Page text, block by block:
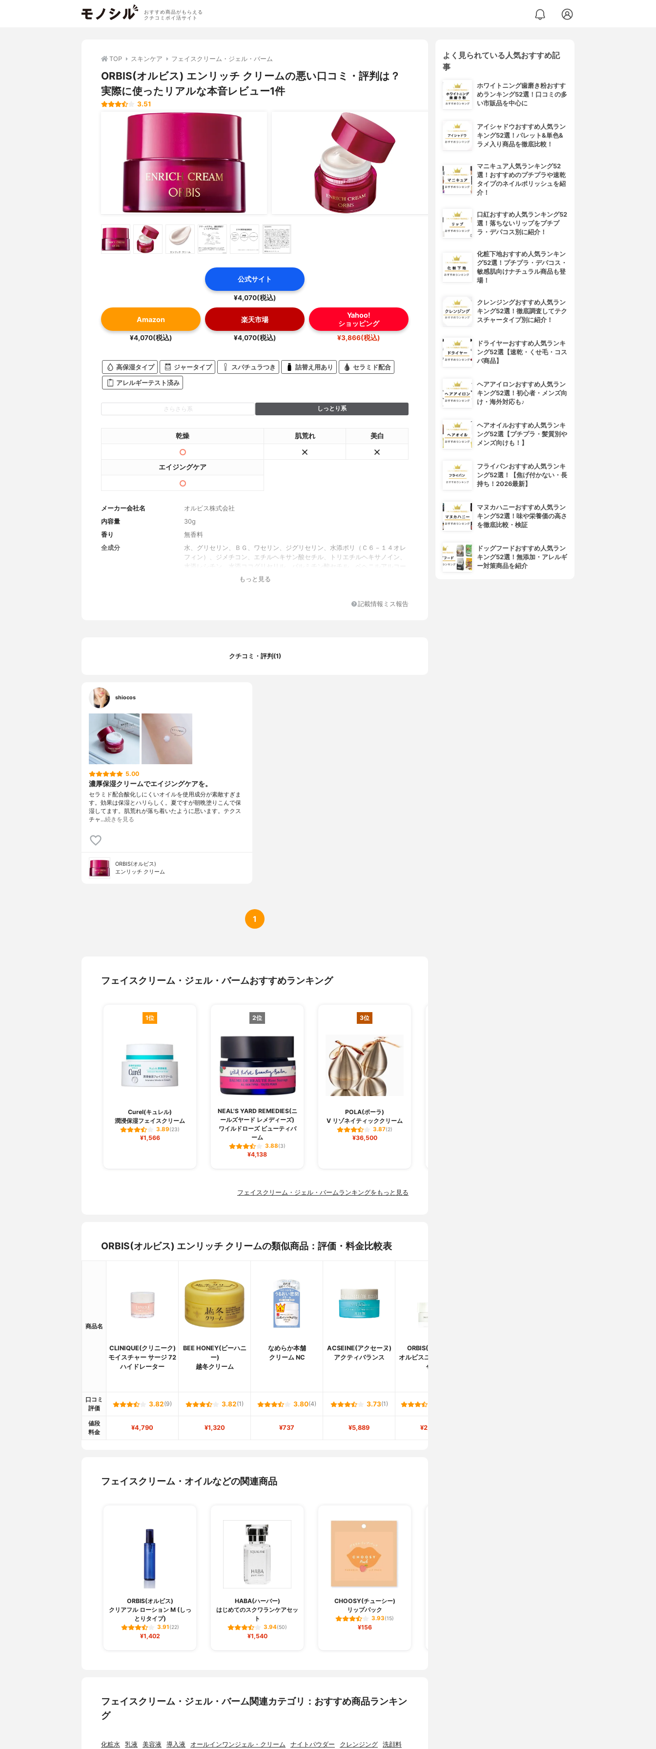
おすすめ商品がもらえる
クチコミポイ活サイト
TOP スキンケア フェイスクリーム・ジェル・バーム
ORBIS(オルビス) エンリッチ クリームの悪い口コミ・評判は？
実際に使ったリアルな本音レビュー1件
3.51
公式サイト
¥4,070(税込)
Amazon
¥4,070(税込)
楽天市場
¥4,070(税込)
Yahoo!
ショッピング
¥3,866(税込)
高保湿タイプ ジャータイプ スパチュラつき 詰替え用あり セラミド配合
アレルギーテスト済み
さらさら系 しっとり系
乾燥 肌荒れ 美白
エイジングケア
メーカー会社名
オルビス株式会社
内容量
30g
香り
無香料
全成分
水、グリセリン、ＢＧ、ワセリン、ジグリセリン、水添ポリ（Ｃ６－１４オレ
フィン）、ジメチコン、エチルヘキサン酸セチル、トリエチルヘキサノイン、
水添レシチン、水添ココグリセリル、パルミチン酸セチル、ベヘニルアルコー
ル、セラミド２、セラミド３、ダイズステロール、ローヤルゼリーエキス、加
５０、リンゴ酸ジイソステアリル、シクロヘキサン－１，４－ジカルボン酸ビ
もっと見る
記載情報ミス報告
クチコミ・評判(1)
shiocos
5.00
濃厚保湿クリームでエイジングケアを。
セラミド配合酸化しにくいオイルを使用成分が素敵すぎま
す。効果は保湿とハリらしく。夏ですが朝晩塗りこんで保
湿してます。肌荒れが落ち着いたように思います。テクス
チャ…続きを見る
ORBIS(オルビス)
エンリッチ クリーム
1
フェイスクリーム・ジェル・バームおすすめランキング
1位
Curel(キュレル)
潤浸保湿フェイスクリーム
3.89(23)
¥1,566
2位
NEAL'S YARD REMEDIES(ニ
ールズヤード レメディーズ)
ワイルドローズ ビューティバ
ーム
3.88(3)
¥4,138
3位
POLA(ポーラ)
V リゾネイティッククリーム
3.87(2)
¥36,500
フェイスクリーム・ジェル・バームランキングをもっと見る
ORBIS(オルビス) エンリッチ クリームの類似商品：評価・料金比較表
商品名
CLINIQUE(クリニーク)
モイスチャー サージ 72
ハイドレーター
BEE HONEY(ビーハニ
ー)
越冬クリーム
なめらか本舗
クリーム NC
ACSEINE(アクセーヌ)
アクティバランス
ORBIS(オルビス)
オルビスユー モイスチ
ャー
口コミ
評価
3.82(9) 3.82(1) 3.80(4) 3.73(1)
値段
料金
¥4,790 ¥1,320 ¥737 ¥5,889 ¥2,500
フェイスクリーム・オイルなどの関連商品
ORBIS(オルビス)
クリアフル ローション M (しっ
とりタイプ)
3.91(22)
¥1,402
HABA(ハーバー)
はじめてのスクワランケアセッ
ト
3.94(50)
¥1,540
CHOOSY(チューシー)
リップパック
3.93(15)
¥156
フェイスクリーム・ジェル・バーム関連カテゴリ：おすすめ商品ランキン
グ
化粧水 乳液 美容液 導入液 オールインワンジェル・クリーム ナイトパウダー クレンジング 洗顔料
よく見られている人気おすすめ記
事
ホワイトニング歯磨き粉おすす
めランキング52選！口コミの多
い市販品を中心に
アイシャドウおすすめ人気ラン
キング52選！パレット&単色&
ラメ入り商品を徹底比較！
マニキュア人気ランキング52
選！おすすめのプチプラや速乾
タイプのネイルポリッシュを紹
介！
口紅おすすめ人気ランキング52
選！落ちないリップをプチプ
ラ・デパコス別に紹介！
化粧下地おすすめ人気ランキン
グ52選！プチプラ・デパコス・
敏感肌向けナチュラル商品も登
場！
クレンジングおすすめ人気ラン
キング52選！徹底調査してテク
スチャータイプ別に紹介！
ドライヤーおすすめ人気ランキ
ング52選【速乾・くせ毛・コス
パ商品】
ヘアアイロンおすすめ人気ラン
キング52選！初心者・メンズ向
け・海外対応も♪
ヘアオイルおすすめ人気ランキ
ング52選【プチプラ・髪質別や
メンズ向けも！】
フライパンおすすめ人気ランキ
ング52選！【焦げ付かない・長
持ち！2026最新】
マヌカハニーおすすめ人気ラン
キング52選！味や栄養価の高さ
を徹底比較・検証
ドッグフードおすすめ人気ラン
キング52選！無添加・アレルギ
ー対策商品を紹介